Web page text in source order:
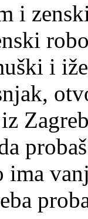
i
i
iz
ima